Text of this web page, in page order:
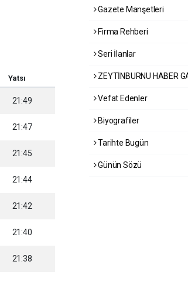
Yatsı
21:49
21:47
21:45
21:44
21:42
21:40
21:38
Gazete Manşetleri
Firma Rehberi
Seri İlanlar
ZEYTİNBURNU HABER
Vefat Edenler
Biyografiler
Tarihte Bugün
Günün Sözü